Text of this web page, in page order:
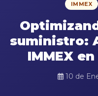
IMMEX
suministro:
IMMEX
10 de